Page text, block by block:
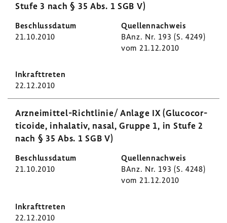
Stufe 3 nach § 35 Abs. 1 SGB V)
21.10.2010
BAnz. Nr. 193 (S. 4249)
vom 21.12.2010
22.12.2010
Arzneimittel-​Richtlinie/ Anlage IX (Gluco­cor­
ti­coide, inha­lativ, nasal, Gruppe 1, in Stufe 2
nach § 35 Abs. 1 SGB V)
21.10.2010
BAnz. Nr. 193 (S. 4248)
vom 21.12.2010
22.12.2010